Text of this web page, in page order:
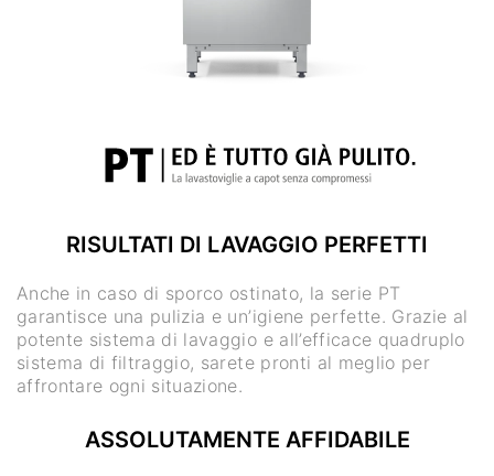
RISULTATI DI LAVAGGIO PERFETTI
Anche in caso di sporco ostinato, la serie PT
garantisce una pulizia e un’igiene perfette. Grazie al
potente sistema di lavaggio e all’efficace quadruplo
sistema di filtraggio, sarete pronti al meglio per
affrontare ogni situazione.
ASSOLUTAMENTE AFFIDABILE